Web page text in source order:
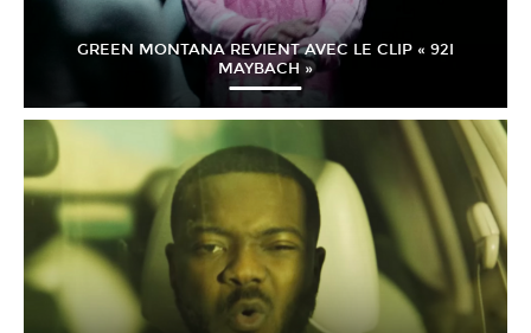
GREEN MONTANA REVIENT AVEC LE CLIP « 92I
MAYBACH »